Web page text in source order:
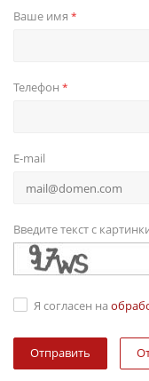
Ваше имя *
Телефон *
E-mail
Введите текст с
Я согласен на